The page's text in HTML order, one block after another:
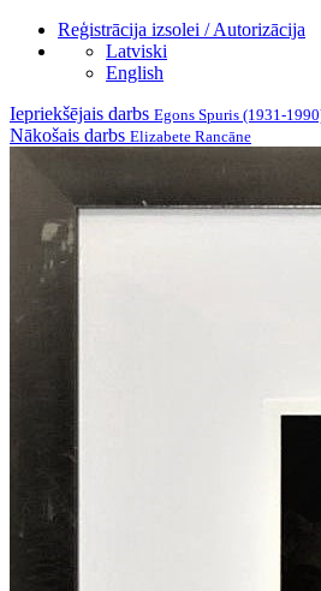
Reģistrācija izsolei / Autorizācija
Latviski
English
Iepriekšējais darbs Egons Spuris (1931-
Nākošais darbs Elizabete Rancāne